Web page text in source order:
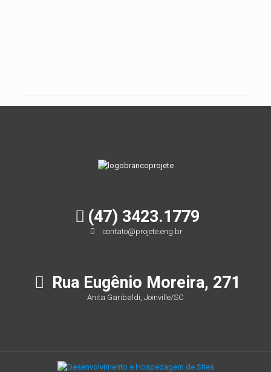
(47) 3423.1779
contato@projete.eng.br
Rua Eugênio Moreira, 271
Anita Garibaldi, Joinville/SC